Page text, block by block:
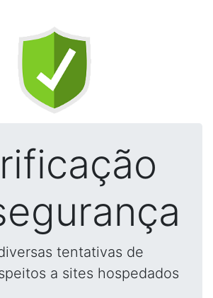
tentativas de
a sites hospedados